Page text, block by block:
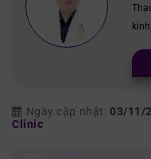
Ngày cập nhật: 03/11/
Clinic